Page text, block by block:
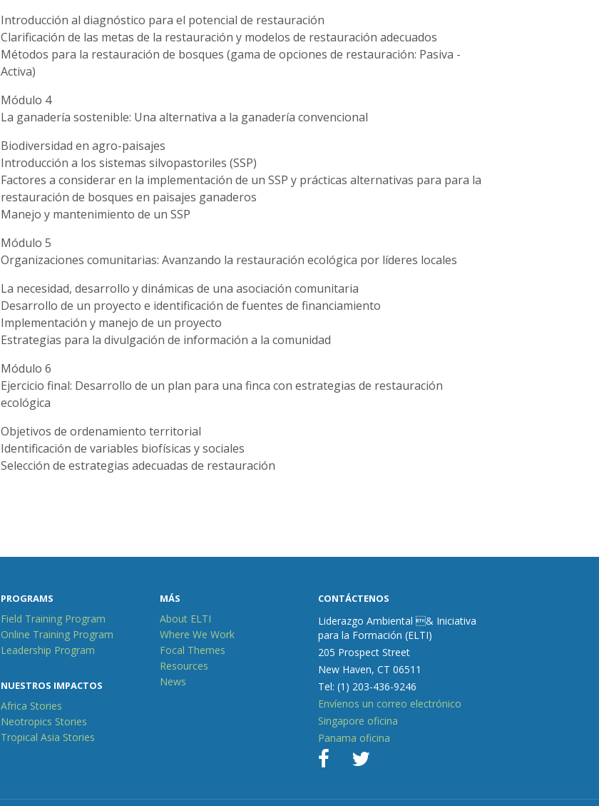
Introducción al diagnóstico para el potencial de restauración
Clarificación de las metas de la restauración y modelos de restauración adecuados
Métodos para la restauración de bosques (gama de opciones de restauración: Pasiva -
Activa)
Módulo 4
La ganadería sostenible: Una alternativa a la ganadería convencional
Biodiversidad en agro-paisajes
Introducción a los sistemas silvopastoriles (SSP)
Factores a considerar en la implementación de un SSP y prácticas alternativas para para la
restauración de bosques en paisajes ganaderos
Manejo y mantenimiento de un SSP
Módulo 5
Organizaciones comunitarias: Avanzando la restauración ecológica por líderes locales
La necesidad, desarrollo y dinámicas de una asociación comunitaria
Desarrollo de un proyecto e identificación de fuentes de financiamiento
Implementación y manejo de un proyecto
Estrategias para la divulgación de información a la comunidad
Módulo 6
Ejercicio final: Desarrollo de un plan para una finca con estrategias de restauración
ecológica
Objetivos de ordenamiento territorial
Identificación de variables biofísicas y sociales
Selección de estrategias adecuadas de restauración
PROGRAMS
Field Training Program
Online Training Program
Leadership Program
NUESTROS IMPACTOS
Africa Stories
Neotropics Stories
Tropical Asia Stories
MÁS
About ELTI
Where We Work
Focal Themes
Resources
News
CONTÁCTENOS
Liderazgo Ambiental & Iniciativa
para la Formación (ELTI)
205 Prospect Street
New Haven, CT 06511
Tel: (1) 203-436-9246
Envíenos un correo electrónico
Singapore oficina
Panama oficina